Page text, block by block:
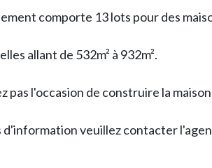
comporte 13 lots pour des
allant de 532m² à 932m².
pas l'occasion de construire la
d'information veuillez contacter